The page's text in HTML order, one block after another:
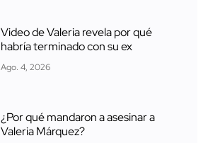
Video de Valeria revela por qué
habría terminado con su ex
Ago. 4, 2026
¿Por qué mandaron a asesinar a
Valeria Márquez?